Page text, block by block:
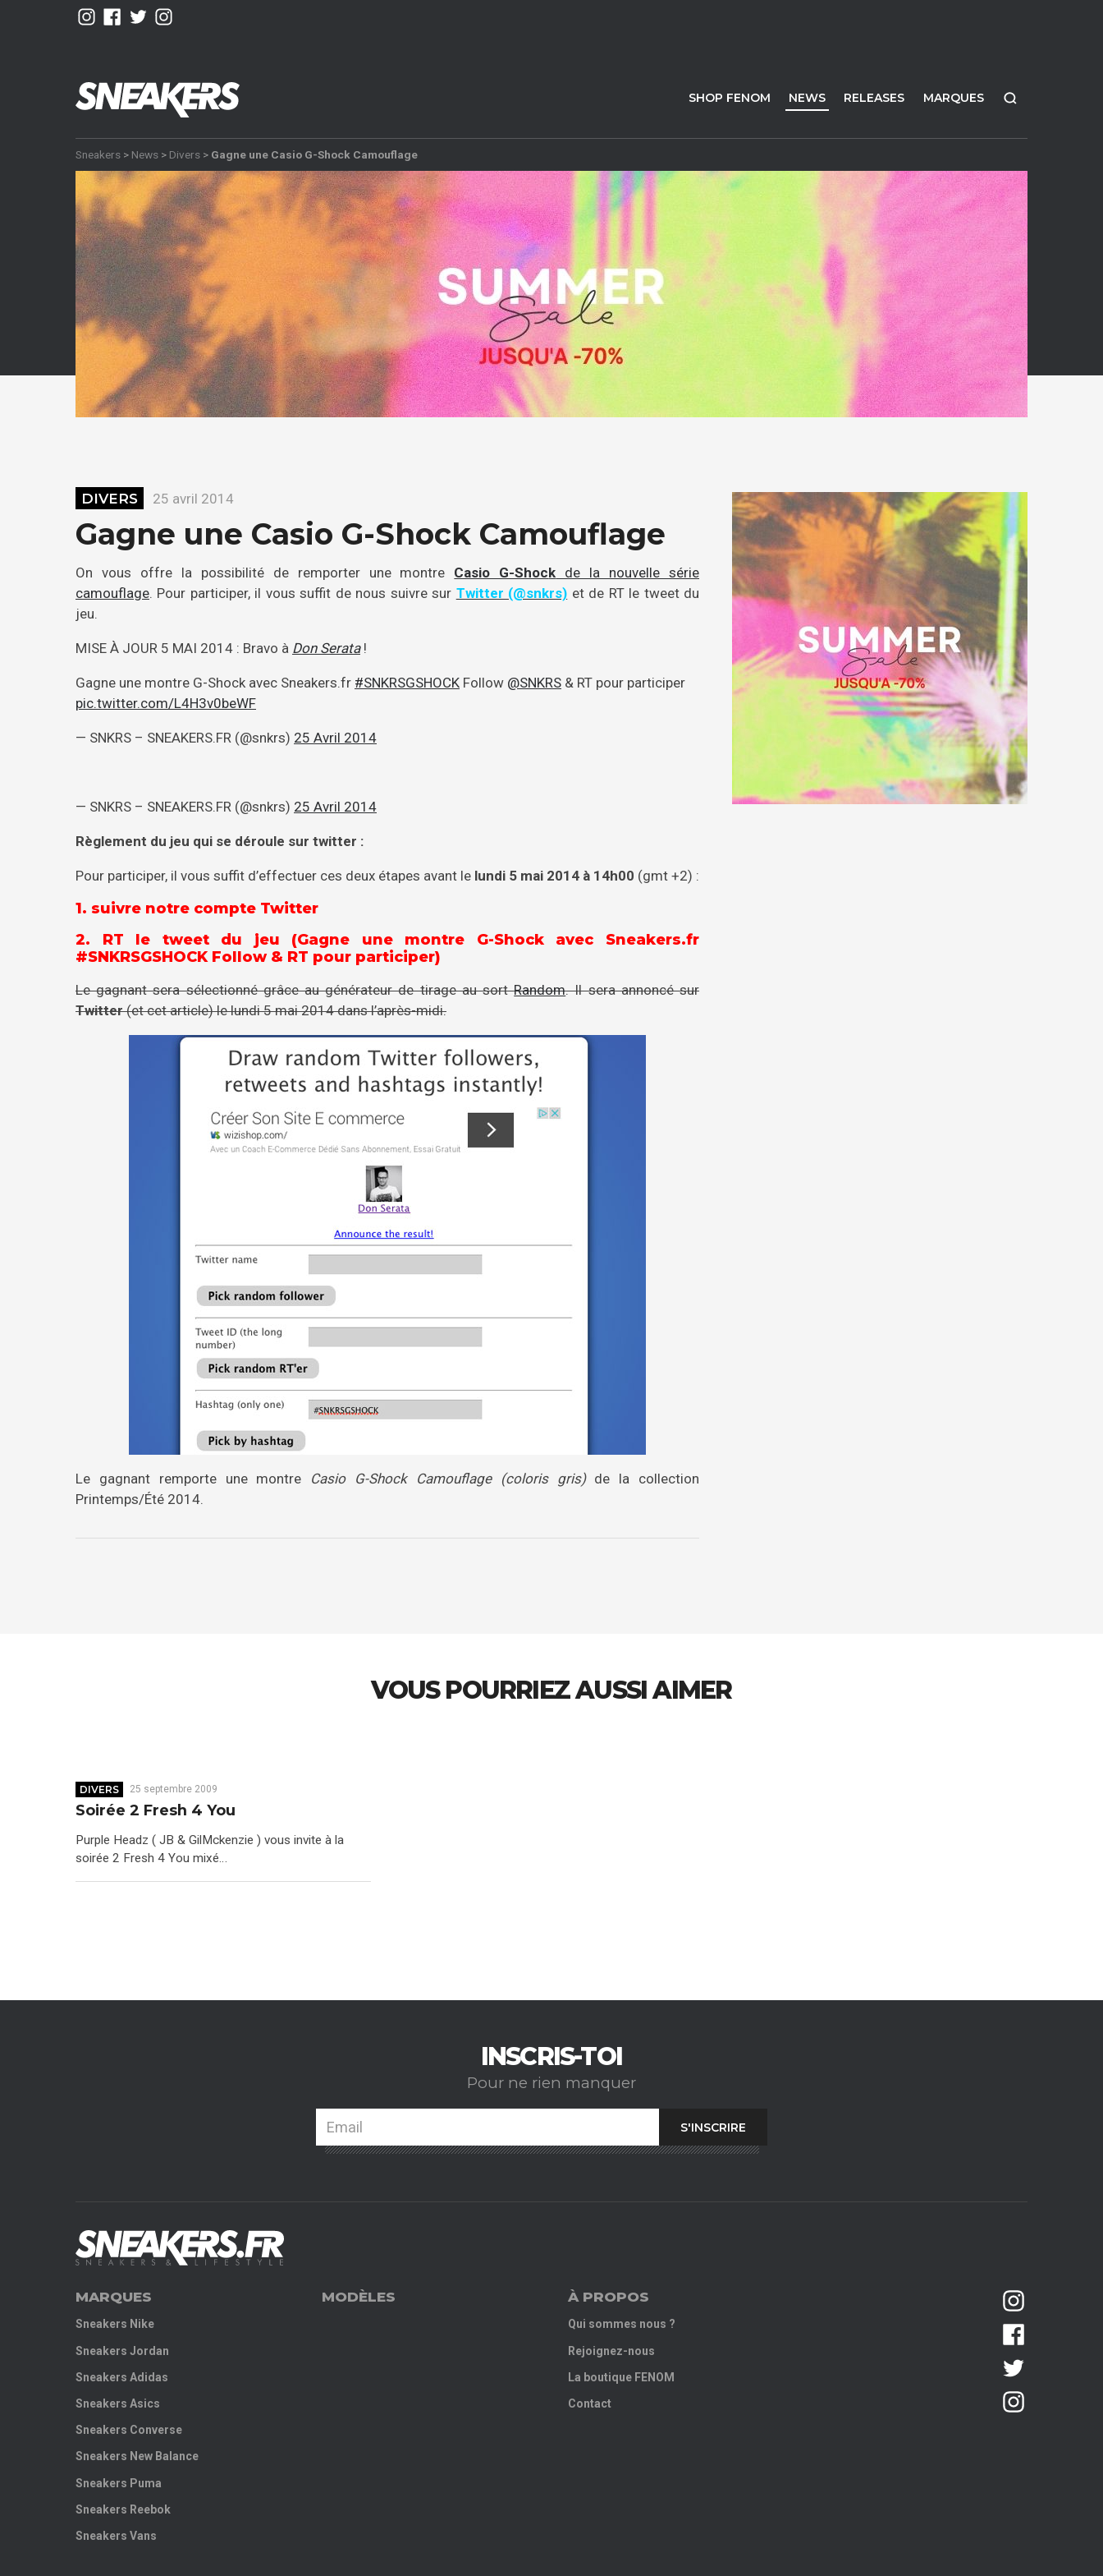
SHOP FENOM NEWS RELEASES MARQUES
Sneakers > News > Divers > Gagne une Casio G-Shock Camouflage
DIVERS 25 avril 2014
Gagne une Casio G-Shock Camouflage
On vous offre la possibilité de remporter une montre Casio G-Shock de la nouvelle série
camouflage. Pour participer, il vous suffit de nous suivre sur Twitter (@snkrs) et de RT le tweet du
jeu.
MISE À JOUR 5 MAI 2014 : Bravo à Don Serata!
Gagne une montre G-Shock avec Sneakers.fr #SNKRSGSHOCK Follow @SNKRS & RT pour participer
pic.twitter.com/L4H3v0beWF
— SNKRS – SNEAKERS.FR (@snkrs) 25 Avril 2014
— SNKRS – SNEAKERS.FR (@snkrs) 25 Avril 2014
Règlement du jeu qui se déroule sur twitter :
Pour participer, il vous suffit d’effectuer ces deux étapes avant le lundi 5 mai 2014 à 14h00 (gmt +2) :
1. suivre notre compte Twitter
2. RT le tweet du jeu (Gagne une montre G-Shock avec Sneakers.fr
#SNKRSGSHOCK Follow & RT pour participer)
Le gagnant sera sélectionné grâce au générateur de tirage au sortRandom. Il sera annoncé sur
Twitter(et cet article) le lundi 5 mai 2014 dans l’après-midi.
Le gagnant remporte une montre Casio G-Shock Camouflage (coloris gris)de la collection
Printemps/Été 2014.
VOUS POURRIEZ AUSSI AIMER
DIVERS 25 septembre 2009
Soirée 2 Fresh 4 You
Purple Headz ( JB & GilMckenzie ) vous invite à la
soirée 2 Fresh 4 You mixé…
INSCRIS-TOI
Pour ne rien manquer
MARQUES
Sneakers Nike
Sneakers Jordan
Sneakers Adidas
Sneakers Asics
Sneakers Converse
Sneakers New Balance
Sneakers Puma
Sneakers Reebok
Sneakers Vans
MODÈLES À PROPOS
Qui sommes nous ?
Rejoignez-nous
La boutique FENOM
Contact